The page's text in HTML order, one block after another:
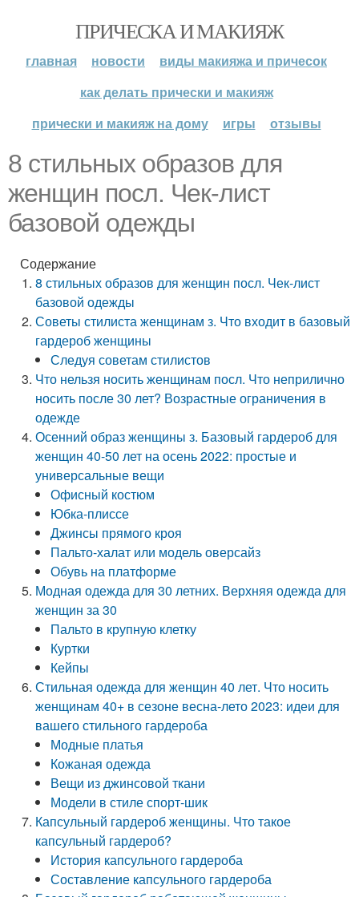
ПРИЧЕСКА И МАКИЯЖ
главная новости
виды макияжа и причесок
как делать прически и макияж
прически и макияж на дому
игры отзывы
8 стильных образов для
женщин посл. Чек-лист
базовой одежды
Содержание
8 стильных образов для женщин посл. Чек-лист
базовой одежды
Советы стилиста женщинам з. Что входит в базовый
гардероб женщины
Следуя советам стилистов
Что нельзя носить женщинам посл. Что неприлично
носить после 30 лет? Возрастные ограничения в
одежде
Осенний образ женщины з. Базовый гардероб для
женщин 40-50 лет на осень 2022: простые и
универсальные вещи
Офисный костюм
Юбка-плиссе
Джинсы прямого кроя
Пальто-халат или модель оверсайз
Обувь на платформе
Модная одежда для 30 летних. Верхняя одежда для
женщин за 30
Пальто в крупную клетку
Куртки
Кейпы
Стильная одежда для женщин 40 лет. Что носить
женщинам 40+ в сезоне весна-лето 2023: идеи для
вашего стильного гардероба
Модные платья
Кожаная одежда
Вещи из джинсовой ткани
Модели в стиле спорт-шик
Капсульный гардероб женщины. Что такое
капсульный гардероб?
История капсульного гардероба
Составление капсульного гардероба